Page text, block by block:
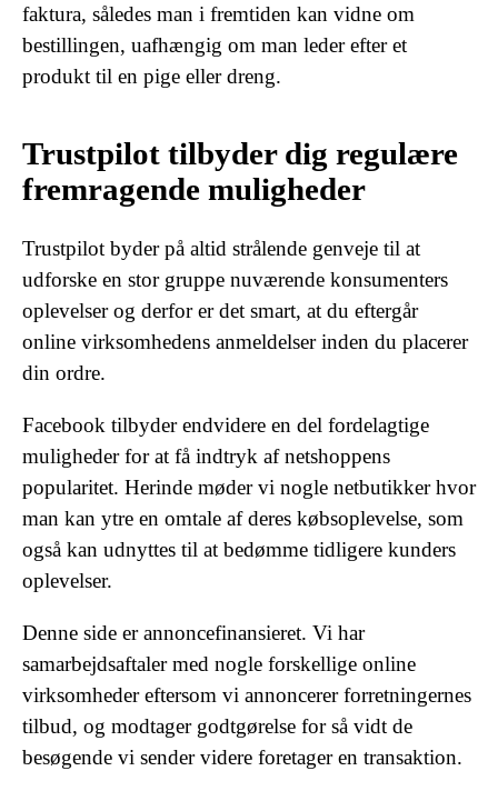
faktura, således man i fremtiden kan vidne om
bestillingen, uafhængig om man leder efter et
produkt til en pige eller dreng.
Trustpilot tilbyder dig regulære
fremragende muligheder
Trustpilot byder på altid strålende genveje til at
udforske en stor gruppe nuværende konsumenters
oplevelser og derfor er det smart, at du eftergår
online virksomhedens anmeldelser inden du placerer
din ordre.
Facebook tilbyder endvidere en del fordelagtige
muligheder for at få indtryk af netshoppens
popularitet. Herinde møder vi nogle netbutikker hvor
man kan ytre en omtale af deres købsoplevelse, som
også kan udnyttes til at bedømme tidligere kunders
oplevelser.
Denne side er annoncefinansieret. Vi har
samarbejdsaftaler med nogle forskellige online
virksomheder eftersom vi annoncerer forretningernes
tilbud, og modtager godtgørelse for så vidt de
besøgende vi sender videre foretager en transaktion.